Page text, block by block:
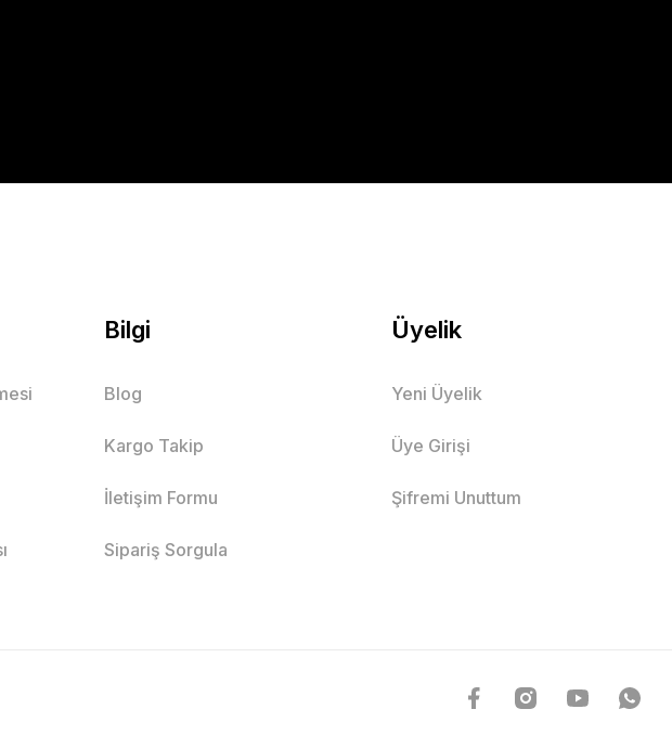
Bilgi
Blog
Kargo Takip
İletişim Formu
Sipariş Sorgula
Üyelik
Yeni Üyelik
Üye Girişi
Şifremi Unuttum